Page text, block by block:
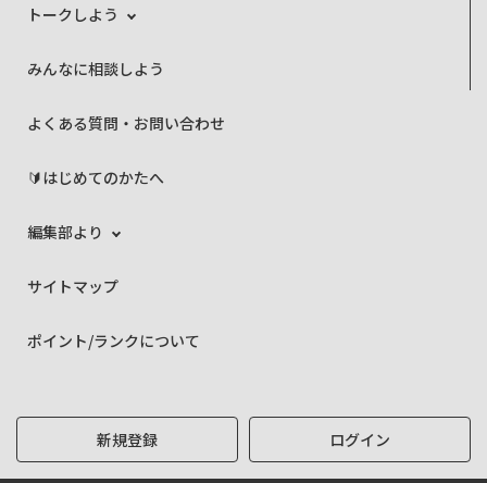
トークしよう
みんなに相談しよう
よくある質問・お問い合わせ
🔰はじめてのかたへ
編集部より
サイトマップ
ポイント/ランクについて
新規登録 ログイン